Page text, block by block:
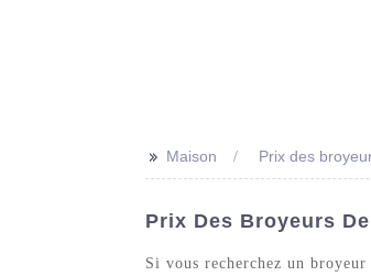
>> Maison Prix ​​des
Prix ​​des Broyeurs
Si vous recherchez un